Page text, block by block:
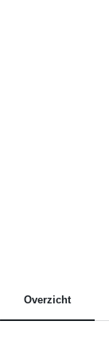
Overzicht